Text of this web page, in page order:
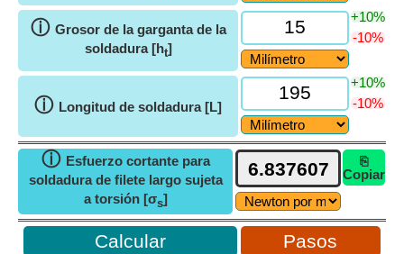
ⓘ Grosor de la garganta de la
soldadura [ht]
+10%
-10%
ⓘ Longitud de soldadura [L]
+10%
-10%
ⓘ Esfuerzo cortante para
soldadura de filete largo sujeta
a torsión [σs]
⎘
Copiar
Pasos